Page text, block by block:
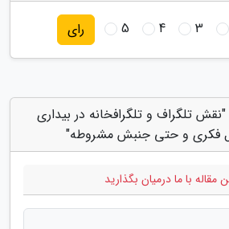
3
4
5 رای
تلگراف و تلگرافخانه در بیداری
فکری و حتی جنبش مشروطه"
مقاله با ما درمیان بگذارید